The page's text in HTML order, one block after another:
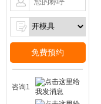
免费预约
咨询1